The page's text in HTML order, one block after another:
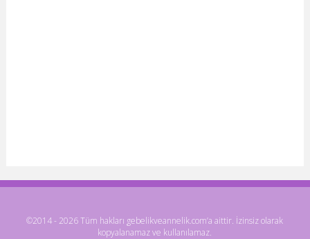
©2014 - 2026 Tüm hakları gebelikveannelik.com’a aittir. İzinsiz olarak
kopyalanamaz ve kullanılamaz.